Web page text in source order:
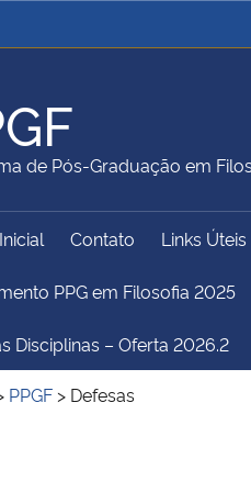
Ministério da Justiça e
Ministério da Educação
Gabinete de Segurança
Institucional
de Pós-Graduação em
do Sítio
Contato Links Úteis
PPG em Filosofia 2025
Disciplinas – Oferta 2026.2
PPGF > Defesas